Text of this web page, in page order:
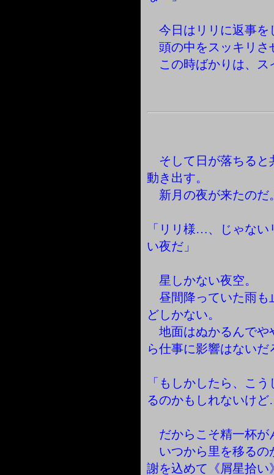
今日はリリに返事を
頭の中をスッキリさ
この時ばかりは、ス
そして日が落ちると
動き出す。
新月の夜が来たのだ
「リリ様…、じゃな
い夜だ」
星しかない夜空。
昼間降っていた雨も
どしかない。
地面はぬかるんでや
ら仕事に影響はないだ
「もしかしたら、こ
るのかもしれないけ
だからこそ精一杯が
いつから里を移るの
謝を込めて《屑星拾い